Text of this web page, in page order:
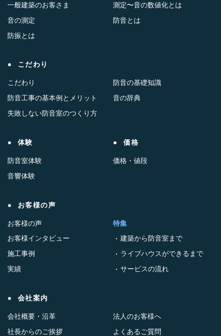
一般建築のお客さま
音の測定
防音とは
防振とは
測定〜音の数値化とは
こだわり
こだわり
防音工事の基本例とメリット
失敗しない防音室のつくり方
防音の基礎知識
音の辞典
体験
防音室体験
音響体験
価格
価格・値段
お客様の声
お客様の声
お客様インタビュー
施工事例
実績
特集
建築から防音室まで
ライブハウスができるまで
サービスの流れ
会社案内
会社概要・沿革
社長からのご挨拶
法人のお客様へ
よくあるご質問